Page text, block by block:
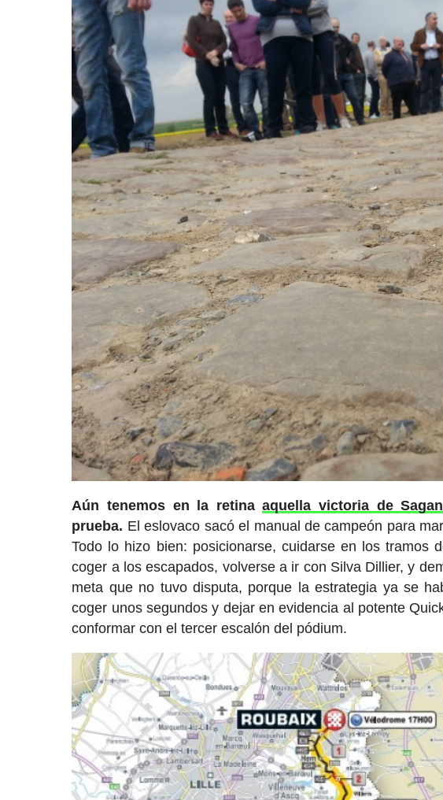
Aún tenemos en la retinaaquella victoria de Sagan
prueba. El eslovaco sacó el manual de campeón para
Todo lo hizo bien: posicionarse, cuidarse en los tramos
coger a los escapados, volverse a ir con Silva Dillier, y
meta que no tuvo disputa, porque la estrategia ya se
coger unos segundos y dejar en evidencia al potente
conformar con el tercer escalón del pódium.